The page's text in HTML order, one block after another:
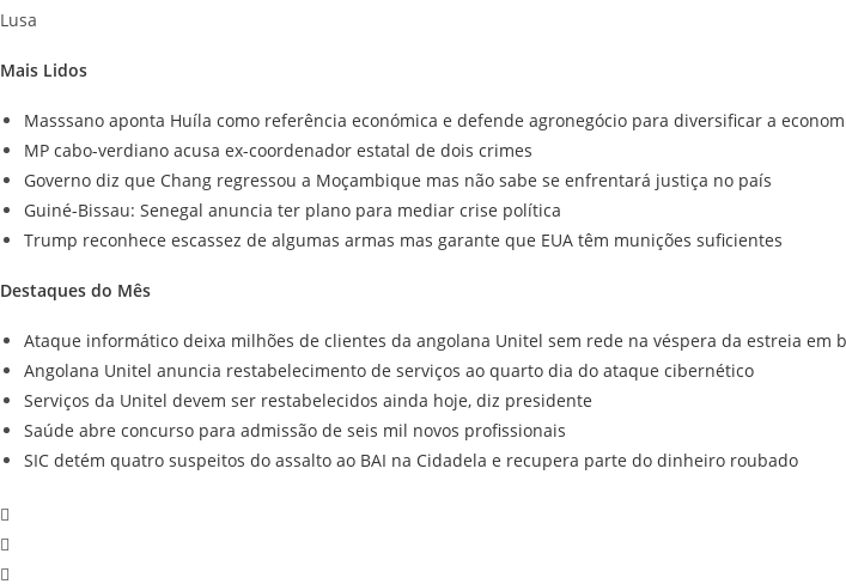
Lusa
Mais Lidos
Masssano aponta Huíla como referência económica e defende agronegócio para diversificar a
MP cabo-verdiano acusa ex-coordenador estatal de dois crimes
Governo diz que Chang regressou a Moçambique mas não sabe se enfrentará justiça no país
Guiné-Bissau: Senegal anuncia ter plano para mediar crise política
Trump reconhece escassez de algumas armas mas garante que EUA têm munições suficientes
Destaques do Mês
Ataque informático deixa milhões de clientes da angolana Unitel sem rede na véspera da estreia em
Angolana Unitel anuncia restabelecimento de serviços ao quarto dia do ataque cibernético
Serviços da Unitel devem ser restabelecidos ainda hoje, diz presidente
Saúde abre concurso para admissão de seis mil novos profissionais
SIC detém quatro suspeitos do assalto ao BAI na Cidadela e recupera parte do dinheiro roubado